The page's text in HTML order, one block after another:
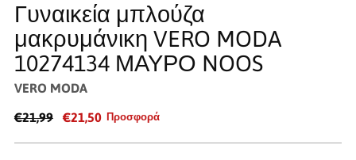
Γυναικεία μπλούζα
μακρυμάνικη VERO MODA
10274134 ΜΑΥΡΟ NOOS
VERO MODA
€21,99 €21,50 Προσφορά